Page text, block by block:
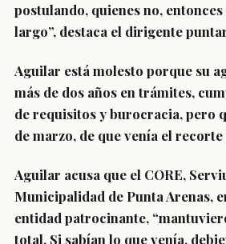
postulando, quienes no,
largo”, destaca el dirigente
Aguilar está molesto porque su
más de dos años en trámites,
de requisitos y burocracia, pero
de marzo, de que venía el
Aguilar acusa que el CORE,
Municipalidad de Punta Arenas,
entidad patrocinante,
total. Si sabían lo que venía,